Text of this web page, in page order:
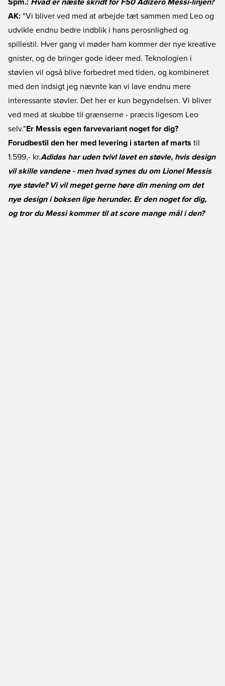
Spm.: Hvad er næste skridt for F50 Adizero Messi-linjen?
AK: "Vi bliver ved med at arbejde tæt sammen med Leo og
udvikle endnu bedre indblik i hans perosnlighed og
spillestil. Hver gang vi møder ham kommer der nye kreative
gnister, og de bringer gode ideer med. Teknologien i
støvlen vil også blive forbedret med tiden, og kombineret
med den indsigt jeg nævnte kan vi lave endnu mere
interessante støvler. Det her er kun begyndelsen. Vi bliver
ved med at skubbe til grænserne - præcis ligesom Leo
selv." Er Messis egen farvevariant noget for dig?
Forudbestil den her med levering i starten af marts til
1.599,- kr.Adidas har uden tvivl lavet en støvle, hvis design
vil skille vandene - men hvad synes du om Lionel Messis
nye støvle? Vi vil meget gerne høre din mening om det
nye design i boksen lige herunder. Er den noget for dig,
og tror du Messi kommer til at score mange mål i den?